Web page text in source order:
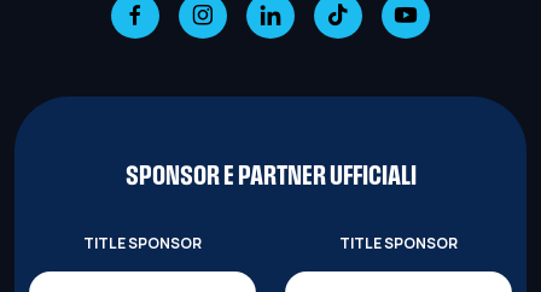
SPONSOR E PARTNER UFFICIALI
TITLE SPONSOR TITLE SPONSOR